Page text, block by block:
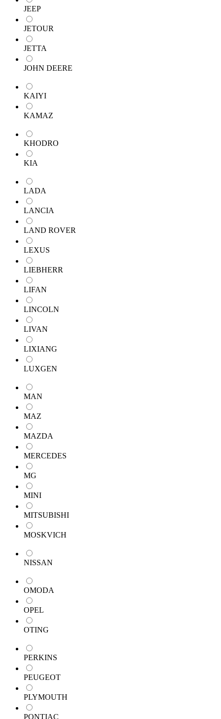
JEEP
JETOUR
JETTA
JOHN DEERE
KAIYI
KAMAZ
KHODRO
KIA
LADA
LANCIA
LAND ROVER
LEXUS
LIEBHERR
LIFAN
LINCOLN
LIVAN
LIXIANG
LUXGEN
MAN
MAZ
MAZDA
MERCEDES
MG
MINI
MITSUBISHI
MOSKVICH
NISSAN
OMODA
OPEL
OTING
PERKINS
PEUGEOT
PLYMOUTH
PONTIAC